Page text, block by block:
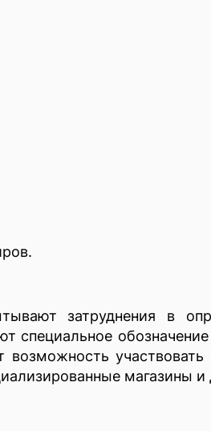
затруднения в
специальное
магазины и